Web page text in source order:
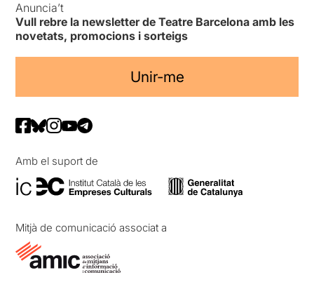
Anuncia’t
Vull rebre la newsletter de Teatre Barcelona amb les
novetats, promocions i sorteigs
Unir-me
Amb el suport de
Mitjà de comunicació associat a